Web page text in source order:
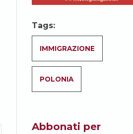
Tags:
IMMIGRAZIONE
POLONIA
Abbonati per